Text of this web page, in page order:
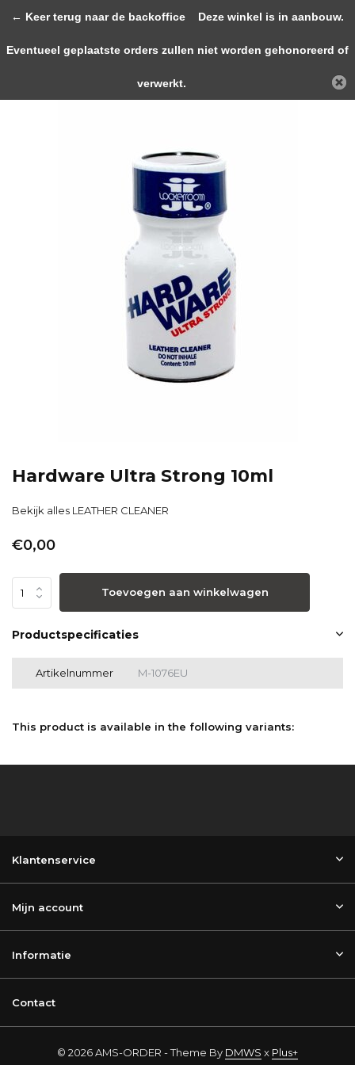
Home
Hardware Ultra Strong 10ml
Bekijk alles LEATHER CLEANER
€0,00
Toevoegen aan winkelwagen
Productspecificaties
Artikelnummer M-1076EU
This product is available in the following variants:
Klantenservice
Mijn account
Informatie
Contact
© 2026 AMS-ORDER - Theme By DMWS x Plus+
← Keer terug naar de backoffice Deze winkel is in aanbouw.
Eventueel geplaatste orders zullen niet worden gehonoreerd of
verwerkt.